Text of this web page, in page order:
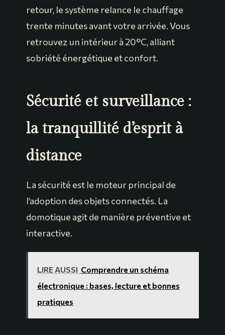
retour, le système relance le chauffage
trente minutes avant votre arrivée. Vous
retrouvez un intérieur à 20°C, alliant
sobriété énergétique et confort.
Sécurité et surveillance :
la tranquillité d’esprit à
distance
La sécurité est le moteur principal de
l’adoption des objets connectés. La
domotique agit de manière préventive et
interactive.
LIRE AUSSI Comprendre un schéma
électronique : bases, lecture et bonnes
pratiques